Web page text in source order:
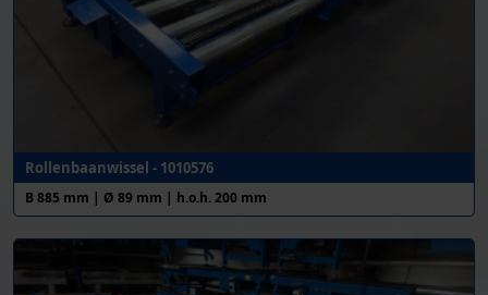
Rollenbaanwissel - 1010576
B 885 mm | Ø 89 mm | h.o.h. 200 mm